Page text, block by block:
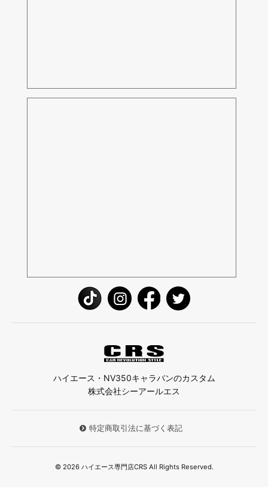
ハイエース・NV350キャラバンのカスタム
株式会社シーアールエス
特定商取引法に基づく表記
© 2026 ハイエース専門店CRS All Rights Reserved.